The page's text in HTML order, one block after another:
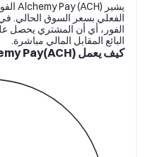
الفعلي بسعر السوق الحالي.
الفور، أي أن المشتري يحصل
البائع المقابل المالي مباشرة.
كيف يعمل Alchemy Pay(ACH) التداول الفوري؟